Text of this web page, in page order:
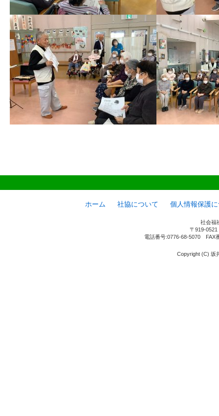
ホーム 社協について 個人情報保護
社会福
〒919-
電話番号:0776-68-5070
Copyright (C) 坂